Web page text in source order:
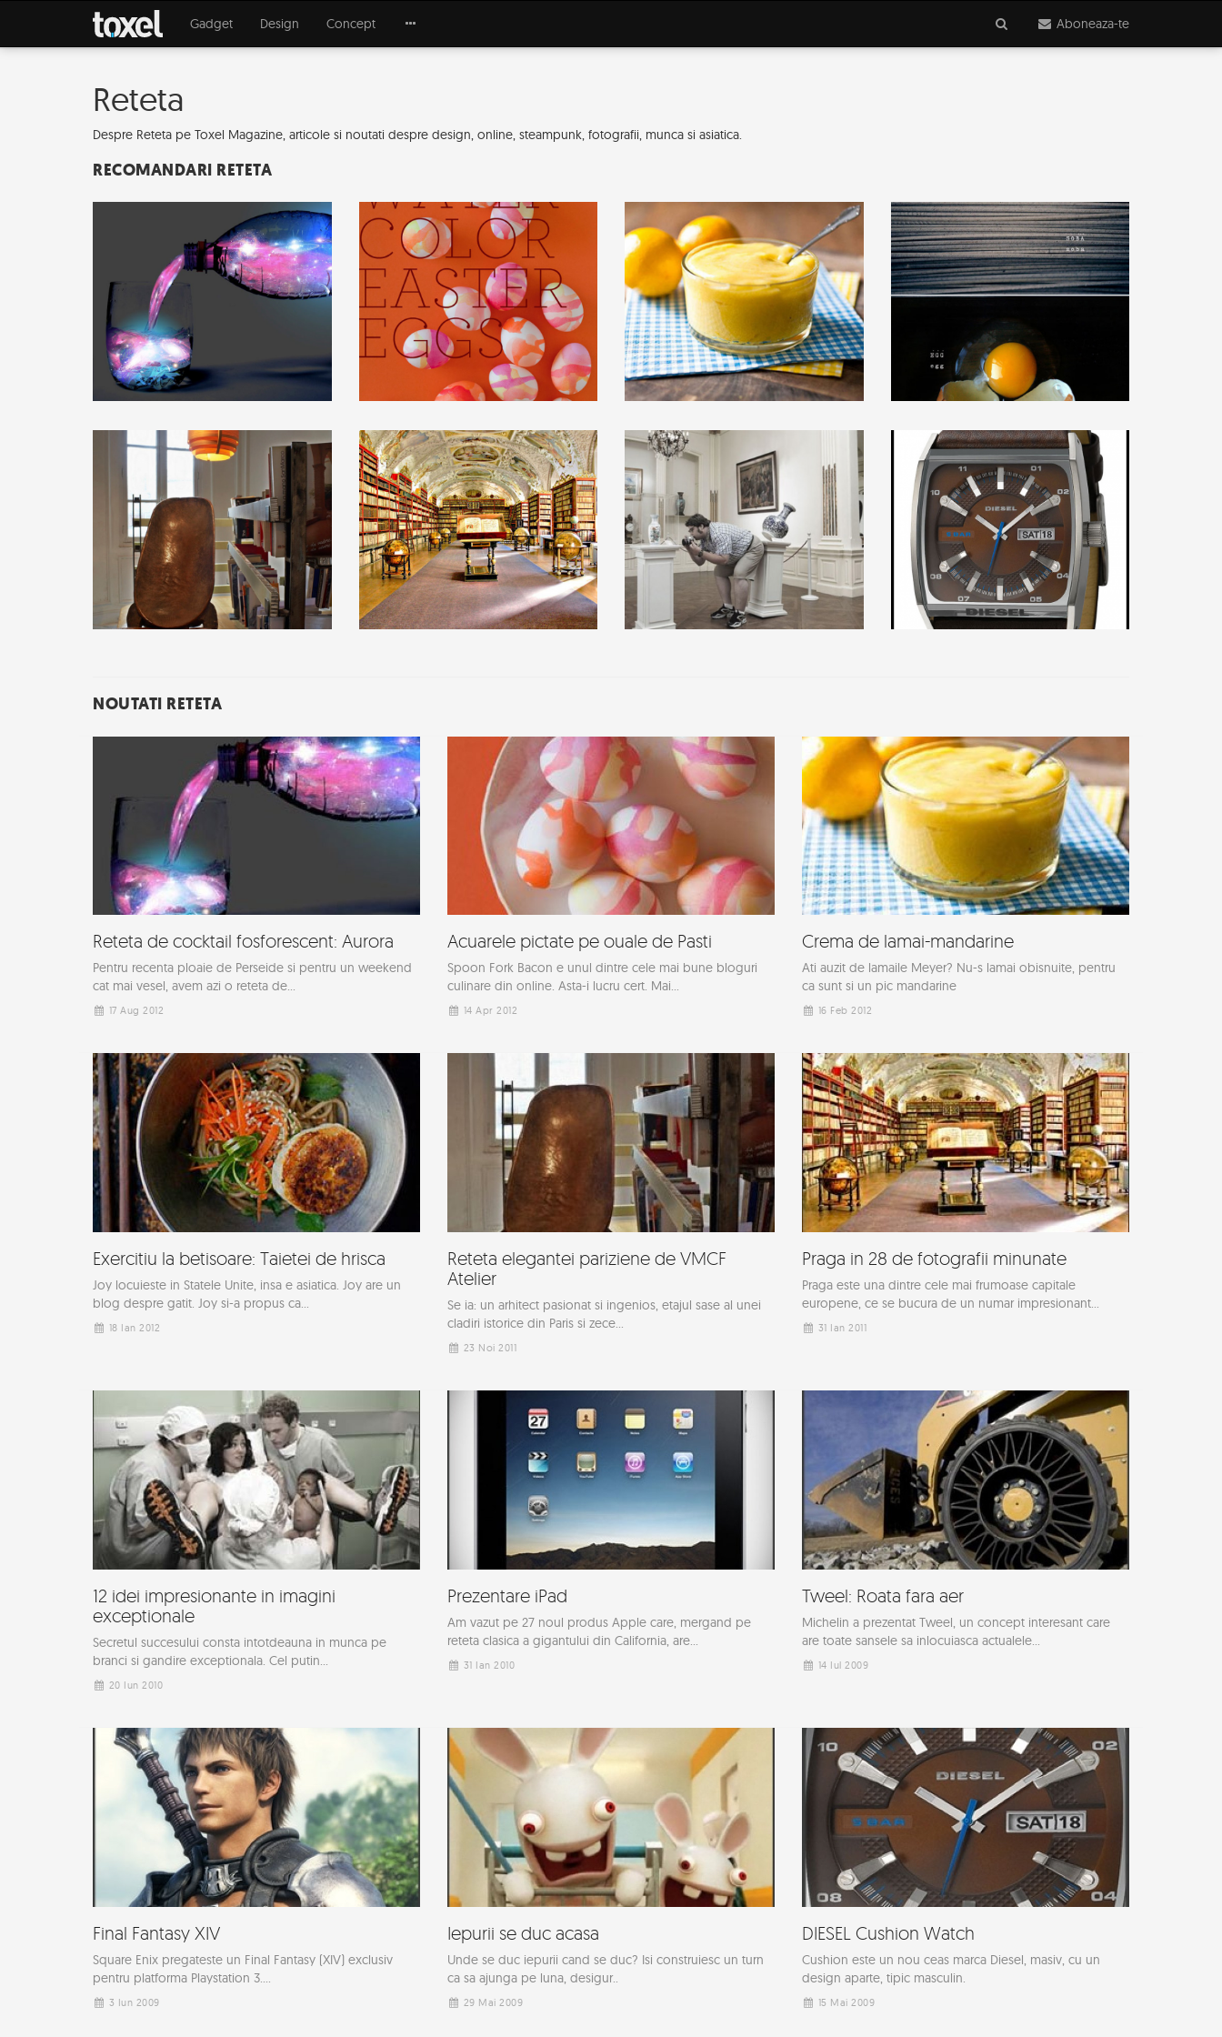
Aboneaza-te
Gadget Design Concept
Reteta
Despre Reteta pe Toxel Magazine, articole si noutati despre design, online, steampunk, fotografii, munca si asiatica.
RECOMANDARI RETETA
NOUTATI RETETA
Reteta de cocktail fosforescent: Aurora
Pentru recenta ploaie de Perseide si pentru un weekend
cat mai vesel, avem azi o reteta de...
17 Aug 2012
Acuarele pictate pe ouale de Pasti
Spoon Fork Bacon e unul dintre cele mai bune bloguri
culinare din online. Asta-i lucru cert. Mai...
14 Apr 2012
Crema de lamai-mandarine
Ati auzit de lamaile Meyer? Nu-s lamai obisnuite, pentru
ca sunt si un pic mandarine
16 Feb 2012
Exercitiu la betisoare: Taietei de hrisca
Joy locuieste in Statele Unite, insa e asiatica. Joy are un
blog despre gatit. Joy si-a propus ca...
18 Ian 2012
Reteta elegantei pariziene de VMCF
Atelier
Se ia: un arhitect pasionat si ingenios, etajul sase al unei
cladiri istorice din Paris si zece...
23 Noi 2011
Praga in 28 de fotografii minunate
Praga este una dintre cele mai frumoase capitale
europene, ce se bucura de un numar impresionant...
31 Ian 2011
12 idei impresionante in imagini
exceptionale
Secretul succesului consta intotdeauna in munca pe
branci si gandire exceptionala. Cel putin...
20 Iun 2010
Prezentare iPad
Am vazut pe 27 noul produs Apple care, mergand pe
reteta clasica a gigantului din California, are...
31 Ian 2010
Tweel: Roata fara aer
Michelin a prezentat Tweel, un concept interesant care
are toate sansele sa inlocuiasca actualele...
14 Iul 2009
Final Fantasy XIV
Square Enix pregateste un Final Fantasy (XIV) exclusiv
pentru platforma Playstation 3....
3 Iun 2009
Iepurii se duc acasa
Unde se duc iepurii cand se duc? Isi construiesc un turn
ca sa ajunga pe luna, desigur..
29 Mai 2009
DIESEL Cushion Watch
Cushion este un nou ceas marca Diesel, masiv, cu un
design aparte, tipic masculin.
15 Mai 2009